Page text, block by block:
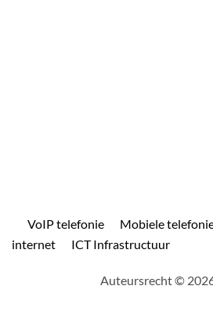
VoIP telefonie Mobiele
internet
ICT Infrastructuur
Auteursrecht ©